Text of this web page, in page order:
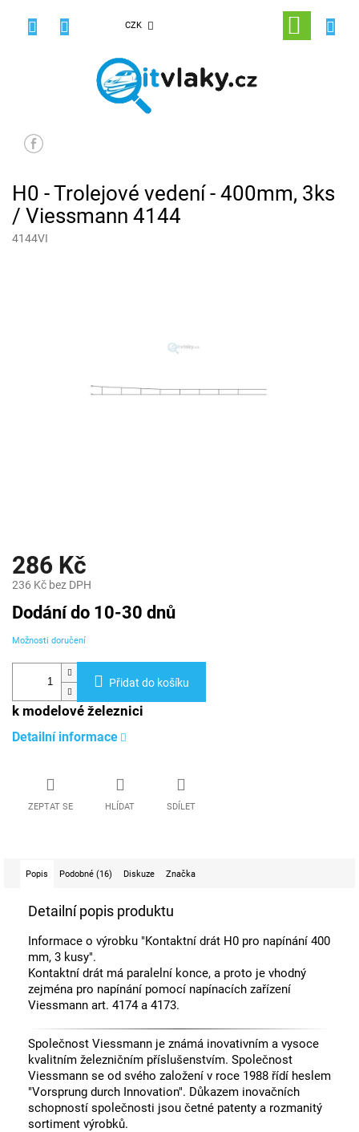
CZK
NÁKUPNÍ
KOŠÍK
H0 - Trolejové vedení - 400mm, 3ks
/ Viessmann 4144
4144VI
286 Kč
236 Kč bez DPH
Měrná
cena:
Dodání do 10-30 dnů
Možnosti doručení
Přidat do košíku
k modelové železnici
Detailní informace
ZEPTAT SE HLÍDAT SDÍLET
Popis Podobné (16) Diskuze Značka
Detailní popis produktu
Informace o výrobku "Kontaktní drát H0 pro napínání 400
mm, 3 kusy".
Kontaktní drát má paralelní konce, a proto je vhodný
zejména pro napínání pomocí napínacích zařízení
Viessmann art. 4174 a 4173.
Společnost Viessmann je známá inovativním a vysoce
kvalitním železničním příslušenstvím. Společnost
Viessmann se od svého založení v roce 1988 řídí heslem
"Vorsprung durch Innovation". Důkazem inovačních
schopností společnosti jsou četné patenty a rozmanitý
sortiment výrobků.